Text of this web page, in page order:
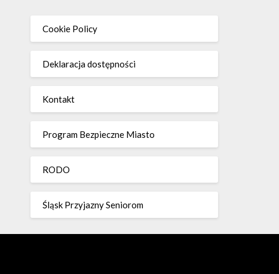
Cookie Policy
Deklaracja dostępności
Kontakt
Program Bezpieczne Miasto
RODO
Śląsk Przyjazny Seniorom